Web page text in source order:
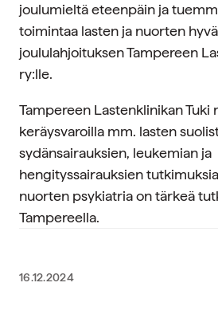
joulumieltä eteenpäin ja
toimintaa lasten ja nuorten
joululahjoituksen Tampereen
ry:lle.
Tampereen Lastenklinikan Tuki
keräysvaroilla mm. lasten
sydänsairauksien, leukemian ja
hengityssairauksien
nuorten psykiatria on tärkeä
Tampereella.
16.12.2024